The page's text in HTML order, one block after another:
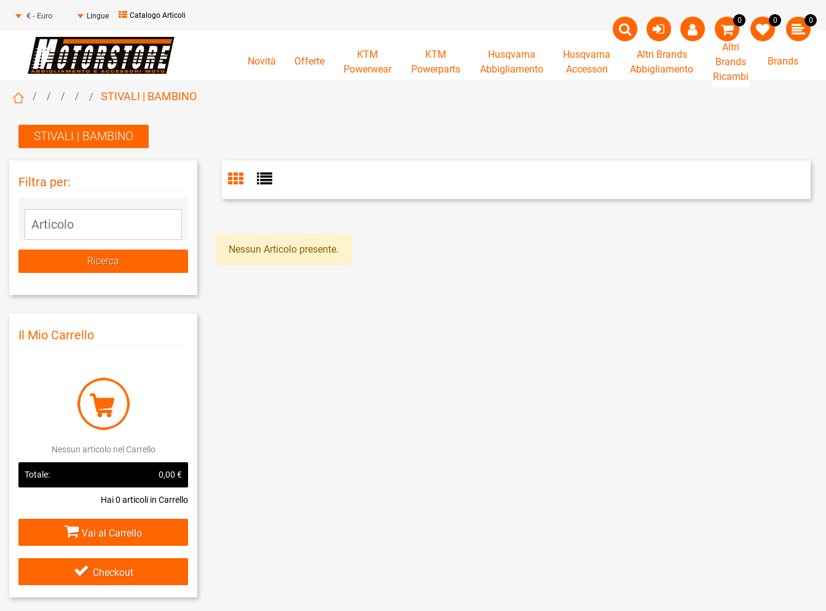
Seleziona una valuta
Lingue Catalogo Articoli
0 0 0
Novità Offerte
KTM
Powerwear
KTM
Powerparts
Husqvarna
Abbigliamento
Husqvarna
Accessori
Altri Brands
Abbigliamento
Altri
Brands
Ricambi
Brands
STIVALI | BAMBINO
STIVALI | BAMBINO
Filtra per:
La modifica di un filtro aggiorna automaticamente gli altri filtri disponibili.
Il Mio Carrello
Nessun articolo nel Carrello
Hai0 articoli in Carrello
Totale: 0,00 €
Vai al Carrello
Checkout
Nessun Articolo presente.